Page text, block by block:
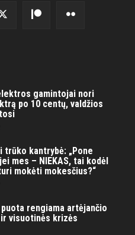
gamintojai nori
po 10 centų, valdžios
trūko kantrybė: „Pone
mes – NIEKAS, tai kodėl
mokėti mokesčius?“
rengiama artėjančio
visuotinės krizės